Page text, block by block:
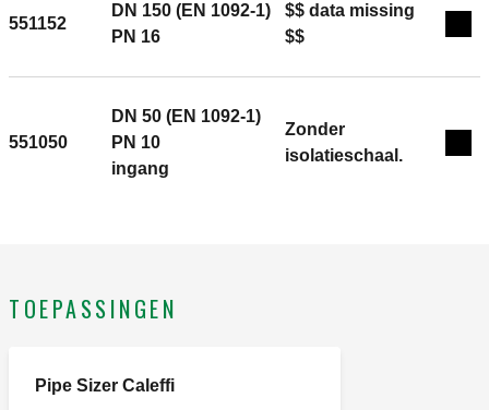
551152
DN 150 (EN 1092-1)
PN 16
$$ data missing
$$
551050
DN 50 (EN 1092-1)
PN 10
ingang
Zonder
isolatieschaal.
TOEPASSINGEN
Pipe Sizer Caleffi